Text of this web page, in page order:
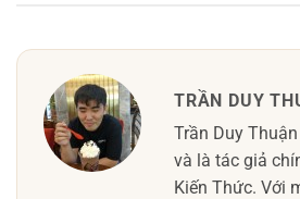
TRẦN DUY
Trần Duy
và là tác giả
Kiến Thức. Với